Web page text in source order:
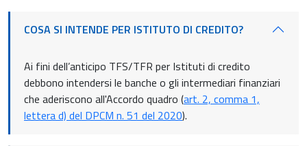
COSA SI INTENDE PER ISTITUTO DI CREDITO?
Ai fini dell’anticipo TFS/TFR per Istituti di credito
debbono intendersi le banche o gli intermediari finanziari
che aderiscono all'Accordo quadro (art. 2, comma 1,
lettera d) del DPCM n. 51 del 2020).